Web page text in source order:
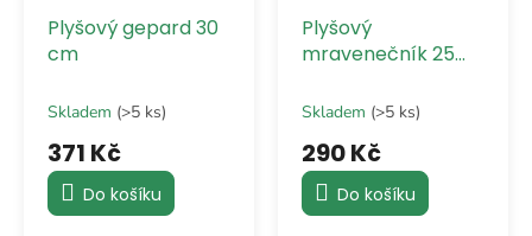
Plyšový gepard 30
cm
Skladem (>5 ks)
371 Kč
Do košíku
Plyšový
mravenečník 25
Skladem (>5 ks)
290 Kč
Do košíku